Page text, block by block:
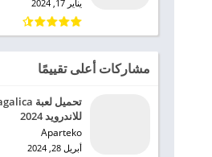
يناير 17, 2024
مشاركات أعلى تقييمًا
للاندرويد 2024
Aparteko‏
أبريل 28, 2024